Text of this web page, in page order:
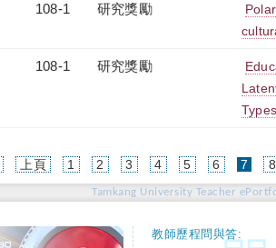
108-1 研究獎勵
108-1 研究獎勵
Types
上頁 1 2 3 4 5 6 7 8
Tamkang University Teacher
教師歷程問與答: